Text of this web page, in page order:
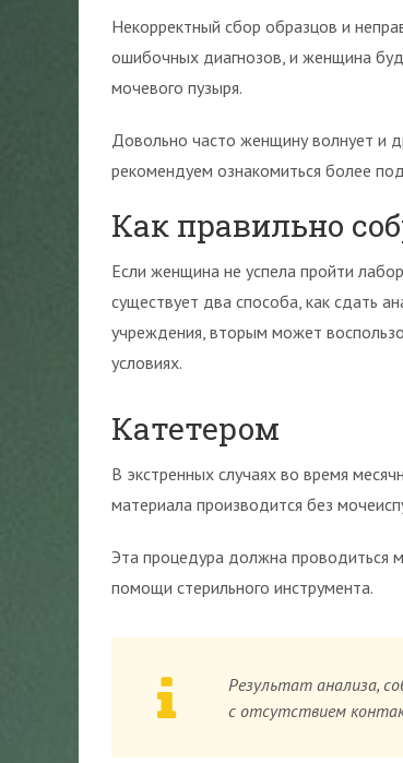
Некорректный сбор образцов и
ошибочных диагнозов, и женщина
мочевого пузыря.
Довольно часто женщину волнует и
рекомендуем ознакомиться более
Как правильно
Если женщина не успела пройти
существует два способа, как сдать
учреждения, вторым может
условиях.
Катетером
В экстренных случаях во время
материала производится без
Эта процедура должна проводиться
помощи стерильного инструмента.
Результат анализа,
с отсутствием